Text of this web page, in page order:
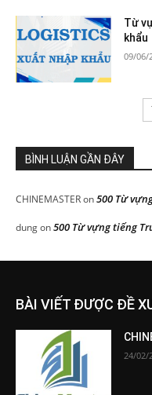
Từ
khẩu
09/06/
BÌNH LUẬN GẦN ĐÂY
CHINEMASTERon500 Từ
dungon500 Từ vựng tiếng
BÀI VIẾT ĐƯỢC ĐỀ
24/02/